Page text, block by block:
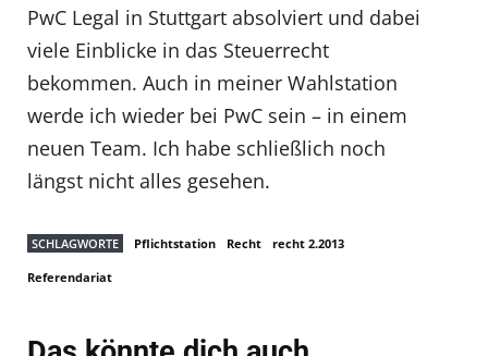
PwC Legal in Stuttgart absolviert und dabei
viele Einblicke in das Steuerrecht
bekommen. Auch in meiner Wahlstation
werde ich wieder bei PwC sein – in einem
neuen Team. Ich habe schließlich noch
längst nicht alles gesehen.
SCHLAGWORTE Pflichtstation Recht recht 2.2013
Referendariat